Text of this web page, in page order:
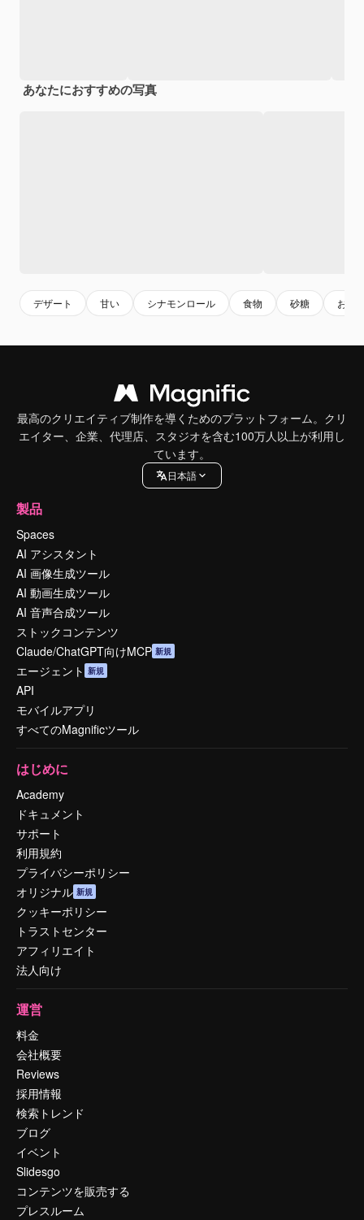
あなたにおすすめの写真
デザート 甘い シナモンロール 食物 砂糖 おい
最高のクリエイティブ制作を導くためのプラットフォーム。クリ
エイター、企業、代理店、スタジオを含む100万人以上が利用し
ています。
日本語
製品
Spaces
AI アシスタント
AI 画像生成ツール
AI 動画生成ツール
AI 音声合成ツール
ストックコンテンツ
Claude/ChatGPT向けMCP 新規
エージェント 新規
API
モバイルアプリ
すべてのMagnificツール
はじめに
Academy
ドキュメント
サポート
利用規約
プライバシーポリシー
オリジナル 新規
クッキーポリシー
トラストセンター
アフィリエイト
法人向け
運営
料金
会社概要
Reviews
採用情報
検索トレンド
ブログ
イベント
Slidesgo
コンテンツを販売する
プレスルーム